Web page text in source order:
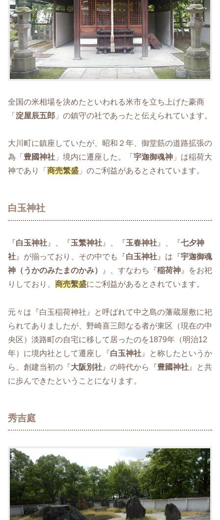
全国の米相場を決めたといわれる米市を立ち上げた豪商
「 淀屋辰五郎 」の鎮守の社であったと伝えられています。
大川町に鎮座していたが、昭和２年、御堂筋の道路拡張の
為「 豊國神社 」境内に遷座した。「 宇迦御魂神 」は稲荷大
神であり「 商売繁盛 」のご利益があるとされています。
白玉神社
『白玉神社 』、『玉繁神社 』、『玉春神社 』、『七夕神
社 』が揃っており、その中でも『白玉神社 』は『宇迦御魂
神（うかのみたまのかみ）
』、すなわち『稲荷神 』をお祀
りしており、 商売繫盛にご利益があるとされています。
元々は『白玉稲荷神社』と呼ばれて中之島の藩蔵屋敷に祀
られてありましたが、野崎喜三郎なる者が東区（現在の中
央区）淡路町の自宅に移して居ったのを1879年（明治12
年）に境内社として遷座し『白玉神社 』と称したというか
ら、創建当初の『大阪別社 』の時代から『豊國神社 』と共
に歩んできたということになります。
秀吉庭